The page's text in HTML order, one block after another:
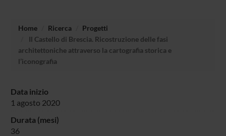
Home Ricerca
Progetti
Il Castello di Brescia. Ricostruzione delle fasi
architettoniche attraverso la cartografia storica e
l’iconografia
Data inizio
1 agosto 2020
Durata (mesi)
36